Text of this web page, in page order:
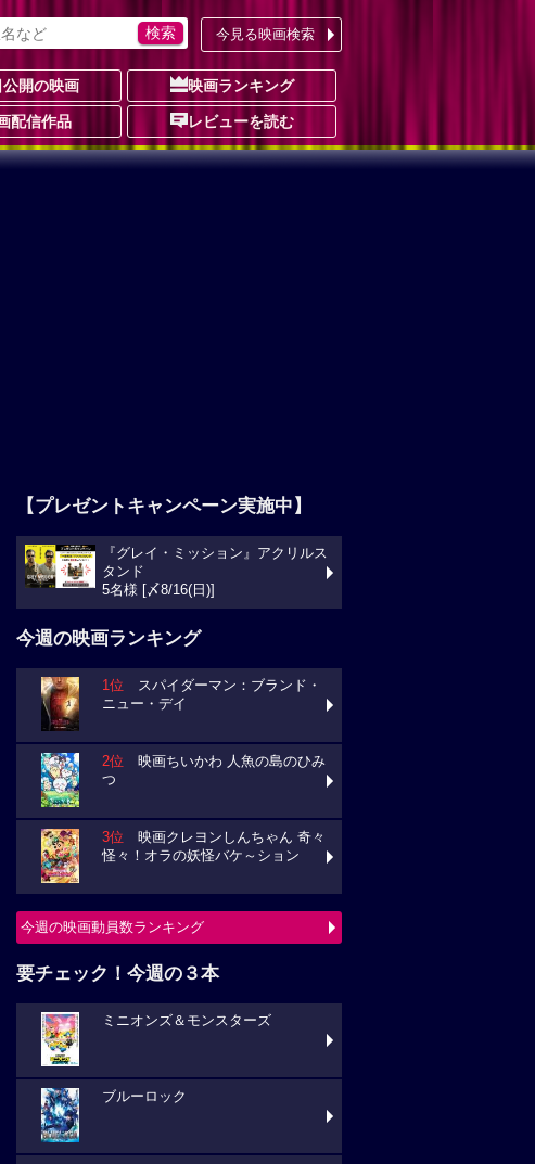
今見る映画検索
公開の映画 映画ランキング
配信作品 レビューを読む
【プレゼントキャンペーン実施中】
『グレイ・ミッション』アクリルス
タンド
5名様 [〆8/16(日)]
今週の映画ランキング
1位 スパイダーマン：ブランド・
ニュー・デイ
2位 映画ちいかわ 人魚の島のひみ
つ
3位 映画クレヨンしんちゃん 奇々
怪々！オラの妖怪バケ～ション
今週の映画動員数ランキング
要チェック！今週の３本
ミニオンズ＆モンスターズ
ブルーロック